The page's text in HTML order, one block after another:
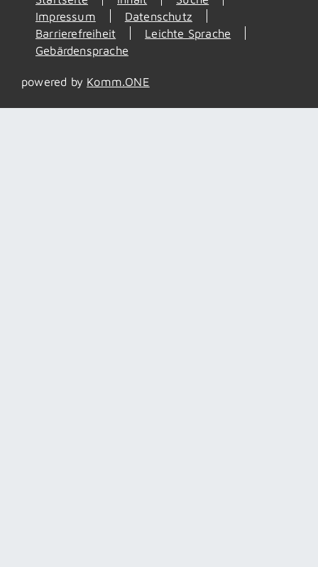
Impressum
Datenschutz
Barrierefreiheit
Leichte Sprache
Gebärdensprache
powered by Komm.ONE